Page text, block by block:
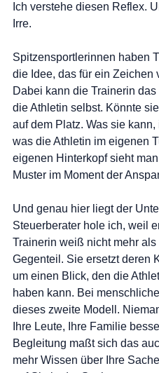
Ich verstehe diesen Reflex.
Irre.
Spitzensportlerinnen haben
die Idee, das für ein Zeichen
Dabei kann die Trainerin
die Athletin selbst. Könnte
auf dem Platz. Was sie
was die Athletin im eigenen
eigenen Hinterkopf sieht
Muster im Moment der
Und genau hier liegt der
Steuerberater hole ich, weil
Trainerin weiß nicht mehr
Gegenteil. Sie ersetzt deren
um einen Blick, den die
haben kann. Bei
dieses zweite Modell.
Ihre Leute, Ihre Familie
Begleitung maßt sich das
mehr Wissen über Ihre